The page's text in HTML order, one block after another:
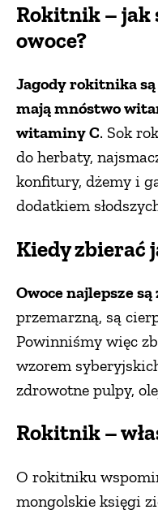
Rokitnik – jak
owoce?
Jagody rokitnika są
mają mnóstwo
witaminy C. Sok
do herbaty,
konfitury, dżemy i
dodatkiem
Kiedy zbierać
Owoce najlepsze
przemarzną, są
Powinniśmy więc
wzorem
zdrowotne pulpy,
Rokitnik –
O rokitniku
mongolskie księgi